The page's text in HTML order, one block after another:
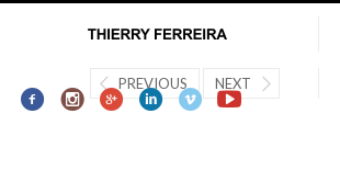
PREVIOUS NEXT